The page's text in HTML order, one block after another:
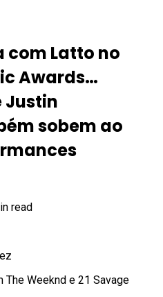
com Latto no
Awards…
Justin
sobem ao
read
The Weeknd e 21 Savage